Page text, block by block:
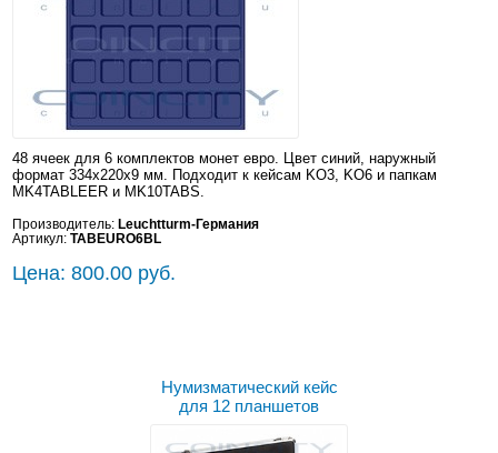
48 ячеек для 6 комплектов монет евро. Цвет синий, наружный
формат 334x220x9 мм. Подходит к кейсам KO3, KO6 и папкам
MK4TABLEER и MK10TABS.
Производитель: Leuchtturm-Германия
Артикул:TABEURO6BL
Цена: 800.00 руб.
Нумизматический кейс
для 12 планшетов